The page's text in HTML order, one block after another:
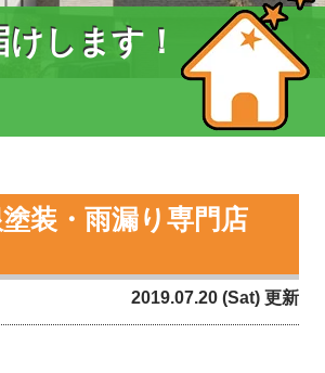
します！
装・雨漏り専門店
2019.07.20 (Sat) 更新